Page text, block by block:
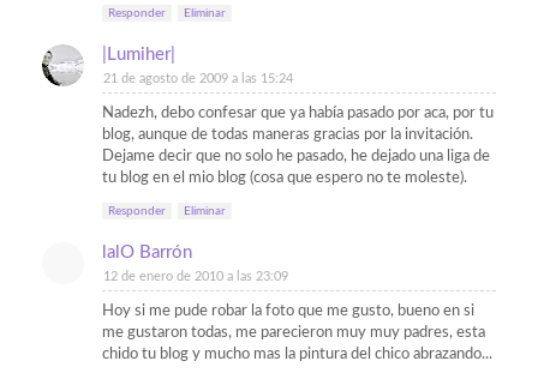
Responder Eliminar
|Lumiher|
21 de agosto de 2009 a las 15:24
Nadezh, debo confesar que ya había pasado por aca, por tu
blog, aunque de todas maneras gracias por la invitación.
Dejame decir que no solo he pasado, he dejado una liga de
tu blog en el mio blog (cosa que espero no te moleste).
Responder Eliminar
lalO Barrón
12 de enero de 2010 a las 23:09
Hoy si me pude robar la foto que me gusto, bueno en si
me gustaron todas, me parecieron muy muy padres, esta
chido tu blog y mucho mas la pintura del chico abrazando...